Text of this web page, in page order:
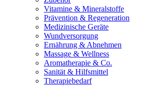
Vitamine & Mineralstoffe
Prävention & Regeneration
Medizinische Geräte
Wundversorgung
Ernährung & Abnehmen
Massage & Wellness
Aromatherapie & Co.
Sanität & Hilfsmittel
Therapiebedarf